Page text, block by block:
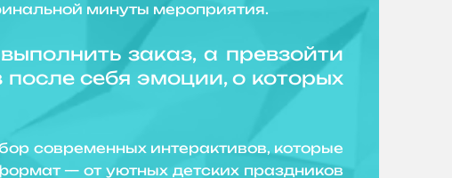
минуты мероприятия.
заказ, а превзойти
себя эмоции, о которых
интерактивов, которые
— от уютных детских праздников